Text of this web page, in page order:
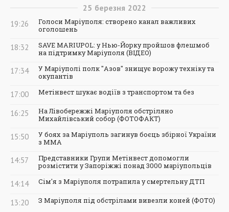
25 березня 2022
19:26
Голоси Маріуполя: створено канал важливих
оголошень
18:32
SAVE MARIUPOL: у Нью-Йорку пройшов флешмоб
на підтримку Маріуполя (ВІДЕО)
17:34
У Маріуполі полк "Азов" знищує ворожу техніку та
окупантів
17:00 Метінвест шукає водіїв з транспортом та без
16:25
На Лівобережжі Маріуполя обстріляно
Михайлівський собор (ФОТОФАКТ)
15:50
У боях за Маріуполь загинув боєць збірної України
з ММА
14:57
Представники Групи Метінвест допомогли
розмістити у Запоріжжі понад 3000 маріупольців
14:14 Сім'я з Маріуполя потрапила у смертельну ДТП
13:20 З Маріуполя під обстрілами вивезли коней (ФОТО)